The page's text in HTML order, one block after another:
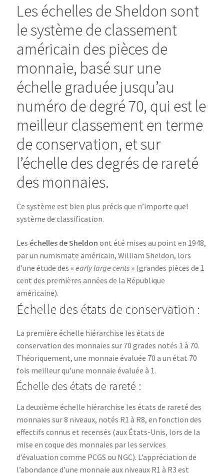
Les échelles de Sheldon sont
le système de classement
américain des pièces de
monnaie, basé sur une
échelle graduée jusqu’au
numéro de degré 70, qui est le
meilleur classement en terme
de conservation, et sur
l’échelle des degrés de rareté
des monnaies.
Ce système est bien plus précis que n’importe quel
système de classification.
Les échelles de Sheldon ont été mises au point en 1948,
par un numismate américain, William Sheldon, lors
d’une étude des « early large cents» (grandes pièces de 1
cent des premières années de la République
américaine).
Échelle des états de conservation :
La première échelle hiérarchise les états de
conservation des monnaies sur 70 grades notés 1 à 70.
Théoriquement, une monnaie évaluée 70 a un état 70
fois meilleur qu’une monnaie évaluée à 1.
Échelle des états de rareté :
La deuxième échelle hiérarchise les états de rareté des
monnaies sur 8 niveaux, notés R1 à R8, en fonction des
effectifs connus et recensés (aux États-Unis, lors de la
mise en coque des monnaies par les services
d’évaluation comme PCGS ou NGC). L’appréciation de
l’abondance d’une monnaie aux niveaux R1 à R3 est